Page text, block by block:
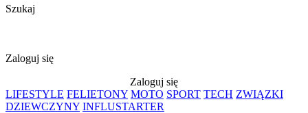
Szukaj
Zaloguj się
Zaloguj się
LIFESTYLE FELIETONY MOTO SPORT TECH ZWIĄZKI
DZIEWCZYNY INFLUSTARTER